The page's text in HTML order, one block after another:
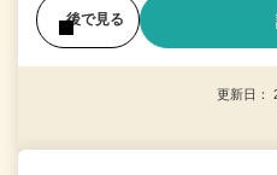
後で見る
更新日：